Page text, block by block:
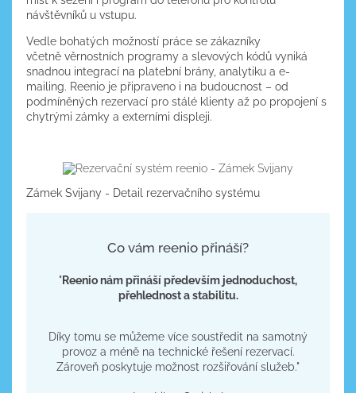
návštěvníků u vstupu.
Vedle bohatých možností práce se zákazníky
včetně věrnostních programy a slevových kódů vyniká
snadnou integrací na platební brány, analytiku a e-
mailing. Reenio je připraveno i na budoucnost – od
podmíněných rezervací pro stálé klienty až po propojení s
chytrými zámky a externími displeji.
Zámek Svijany - Detail rezervačního systému
Co vám reenio přináší?
"Reenio nám přináší především jednoduchost,
přehlednost a stabilitu.
Díky tomu se můžeme více soustředit na samotný
provoz a méně na technické řešení rezervací.
Zároveň poskytuje možnost rozšiřování služeb."